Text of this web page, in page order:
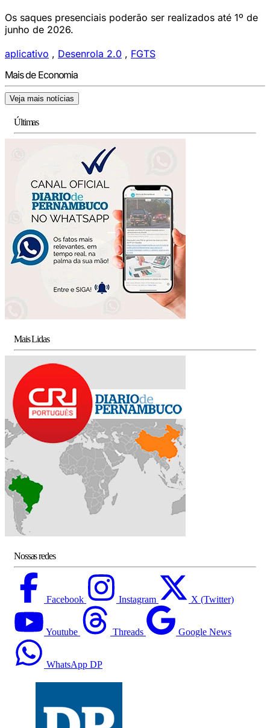
Os saques presenciais poderão ser realizados até 1º de
junho de 2026.
aplicativo , Desenrola 2.0 , FGTS
Mais de Economia
Veja mais notícias
Últimas
Mais Lidas
Nossas redes
Facebook Instagram X (Twitter)
Youtube Threads Google News
WhatsApp DP